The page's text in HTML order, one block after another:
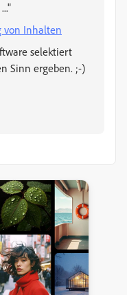
von Inhalten
selektiert
Sinn ergeben. ;-)